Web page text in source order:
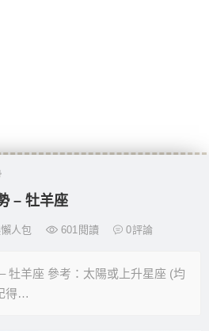
– 牡羊座
人包 601 閱讀 0評論
牡羊座 參考：太陽或上升星座 (均
得…